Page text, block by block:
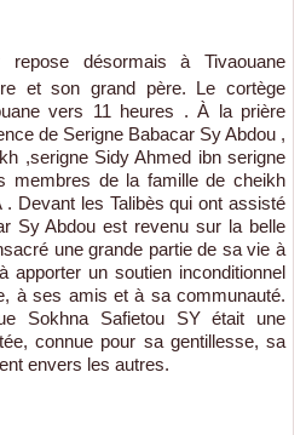
repose désormais à Tivaouane
et son grand père. Le cortège
vers 11 heures . À la prière
de Serigne Babacar Sy Abdou ,
,serigne Sidy Ahmed ibn serigne
membres de la famille de cheikh
Devant les Talibès qui ont assisté
Sy Abdou est revenu sur la belle
une grande partie de sa vie à
apporter un soutien inconditionnel
à ses amis et à sa communauté.
Sokhna Safietou SY était une
connue pour sa gentillesse, sa
envers les autres.